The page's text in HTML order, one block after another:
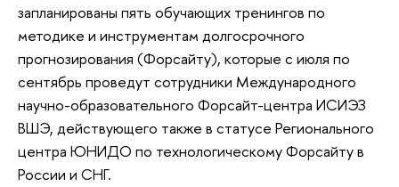
запланированы пять обучающих тренингов по
методике и инструментам долгосрочного
прогнозирования (Форсайту), которые с июля по
сентябрь проведут сотрудники Международного
научно-образовательного Форсайт-центра ИСИЭЗ
ВШЭ, действующего также в статусе Регионального
центра ЮНИДО по технологическому Форсайту в
России и СНГ.